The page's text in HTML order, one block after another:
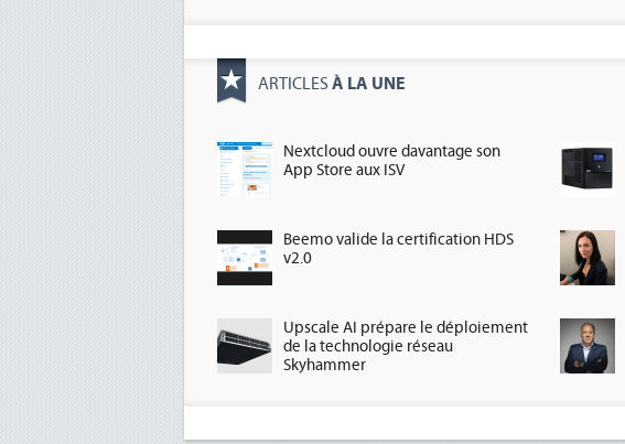
ARTICLES À LA UNE
Nextcloud ouvre davantage son
App Store aux ISV
Beemo valide la certification HDS
v2.0
Upscale AI prépare le déploiement
de la technologie réseau
Skyhammer